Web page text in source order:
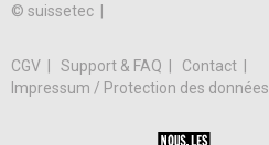
© suissetec |
CGV Support & FAQ
Contact
Impressum / Protection des données